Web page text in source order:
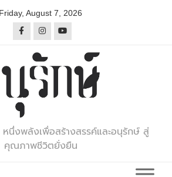
Friday, August 7, 2026
นึ่งพลังเพื่อสร้างสรรค์และอนุรักษ์ สู่
คุณภาพชีวิตยั่งยืน